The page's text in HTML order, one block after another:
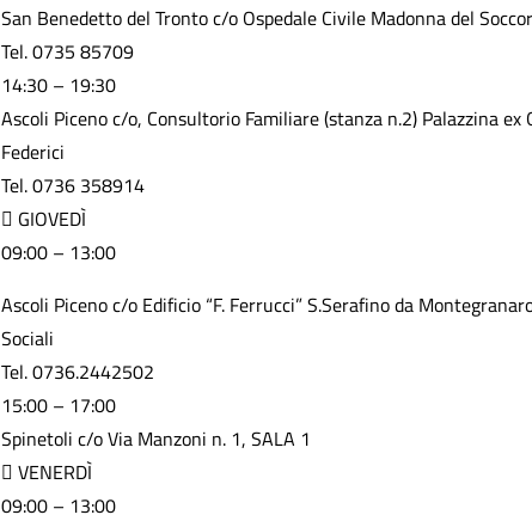
San Benedetto del Tronto c/o Ospedale Civile Madonna del
Tel. 0735 85709
14:30 – 19:30
Ascoli Piceno c/o, Consultorio Familiare (stanza n.2) Palazzina ex
Federici
Tel. 0736 358914
 GIOVEDÌ
09:00 – 13:00
Ascoli Piceno c/o Edificio “F. Ferrucci” S.Serafino da
Sociali
Tel. 0736.2442502
15:00 – 17:00
Spinetoli c/o Via Manzoni n. 1, SALA 1
 VENERDÌ
09:00 – 13:00